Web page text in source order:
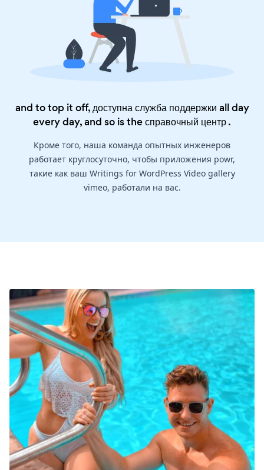
and to top it off, доступна служба поддержки all day
every day, and so is theсправочный центр.
Кроме того, наша команда опытных инженеров
работает круглосуточно, чтобы приложения powr,
такие как ваш Writings for WordPress Video gallery
vimeo, работали на вас.